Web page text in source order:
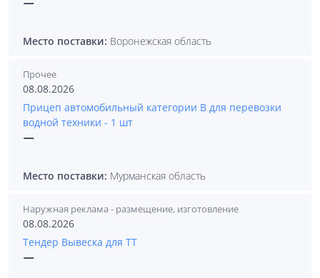
—
Место поставки: Воронежская область
Прочее
08.08.2026
Прицеп автомобильный категории В для перевозки
водной техники - 1 шт
—
Место поставки: Мурманская область
Наружная реклама - размещение, изготовление
08.08.2026
Тендер Вывеска для ТТ
—